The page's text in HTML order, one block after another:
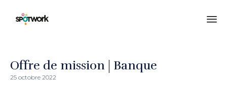
Offre de mission | Banque
25 octobre 2022